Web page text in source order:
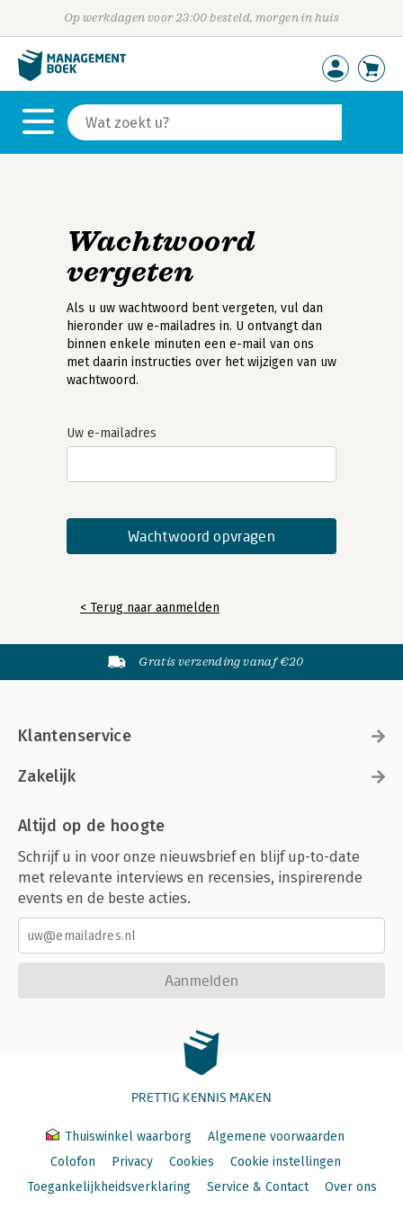
Op werkdagen voor 23:00 besteld, morgen in huis
Wachtwoord
vergeten
Als u uw wachtwoord bent vergeten, vul dan
hieronder uw e-mailadres in. U ontvangt dan
binnen enkele minuten een e-mail van ons
met daarin instructies over het wijzigen van uw
wachtwoord.
Uw e-mailadres
< Terug naar aanmelden
Gratis verzending vanaf €20
Klantenservice
Zakelijk
Altijd op de hoogte
Schrijf u in voor onze nieuwsbrief en blijf up-to-date
met relevante interviews en recensies, inspirerende
events en de beste acties.
Aanmelden
PRETTIG KENNIS MAKEN
Thuiswinkel waarborg
Algemene voorwaarden
Colofon
Privacy Cookies
Cookie instellingen
Toegankelijkheidsverklaring
Service & Contact Over ons